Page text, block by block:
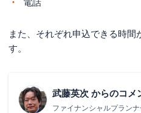
また、それぞれ申込できる時
す。
武藤英次 からのコメ
ファイナンシャルプランナ